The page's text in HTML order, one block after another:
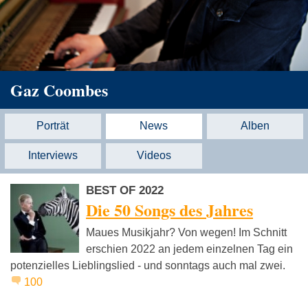
Gaz Coombes
Porträt News Alben
Interviews Videos
BEST OF 2022
Die 50 Songs des Jahres
Maues Musikjahr? Von wegen! Im Schnitt
erschien 2022 an jedem einzelnen Tag ein
potenzielles Lieblingslied - und sonntags auch mal zwei.
100